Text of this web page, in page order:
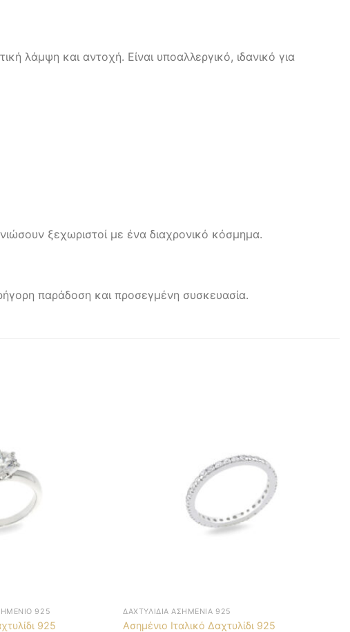
λάμψη και αντοχή. Είναι υποαλλεργικό, ιδανικό για
ξεχωριστοί με ένα διαχρονικό κόσμημα.
παράδοση και προσεγμένη συσκευασία.
925
925
ΔΑΧΤΥΛΊΔΙΑ ΑΣΗΜΈΝΙΑ 925
Ασημένιο Ιταλικό Δαχτυλίδι 925